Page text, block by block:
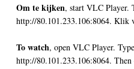
Om te kijken, start VLC Player.
http://80.101.233.106:8064. Klik
To watch, open VLC Player.
http://80.101.233.106:8064.